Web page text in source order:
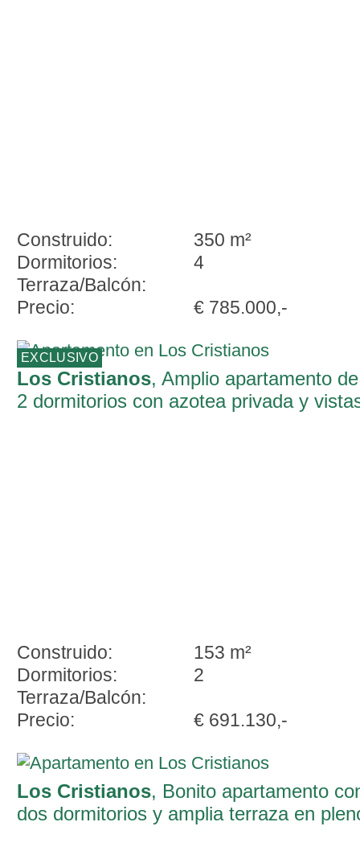
Construido:
350 m²
Dormitorios:
4
Terraza/Balcón:
Precio:
€ 785.000,-
EXCLUSIVO
Los Cristianos, Amplio apartamento de
2 dormitorios con azotea privada y
Construido:
153 m²
Dormitorios:
2
Terraza/Balcón:
Precio:
€ 691.130,-
Los Cristianos, Bonito apartamento
dos dormitorios y amplia terraza en